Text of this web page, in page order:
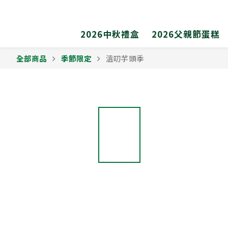
2026中秋禮盒 2026父親節蛋糕
全部商品 季節限定 溫叨芋頭季